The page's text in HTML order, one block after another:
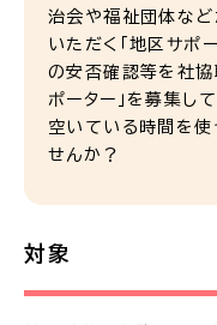
治会や福祉団体な
いただく「地区サポ
の安否確認等を社協
ポーター」を募集して
空いている時間を使
せんか？
対象